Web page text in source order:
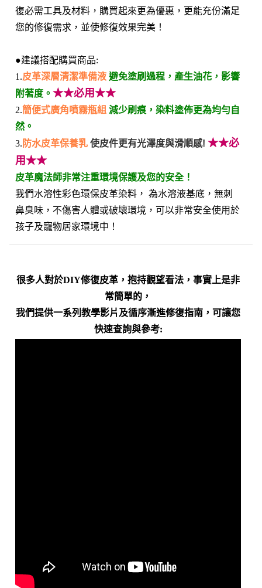
復必需工具及材料，購買起來更為優惠，更能充份滿足
您的修復需求，並使修復效果完美！
●建議搭配購買商品:
1.皮革深層清潔準備液 避免塗刷過程，產生油花，影響
附著度。 ★★必用★★
2.簡便式廣角噴霧瓶組 減少刷痕，染料塗佈更為均勻自
然。
3. 防水皮革保養乳 使皮件更有光澤度與滑順感! ★★必
用★★
皮革魔法師非常注重環境保護及您的安全！
我們水溶性彩色環保皮革染料， 為水溶液基底，無刺
鼻臭味，不傷害人體或破壞環境，可以非常安全使用於
孩子及寵物居家環境中！
很多人對於DIY修復皮革，抱持觀望看法，事實上是非
常簡單的，
我們提供一系列教學影片及循序漸進修復指南，可讓您
快速查詢與參考: